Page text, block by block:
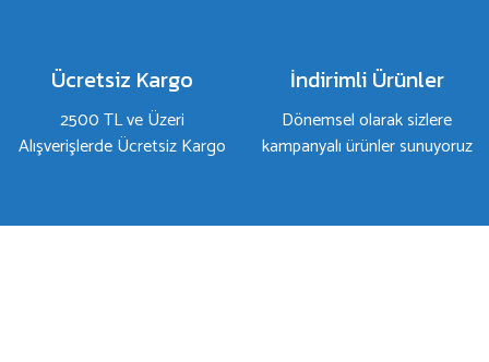
Bu ürüne benzer farklı alternatifler olmalı.
Ücretsiz Kargo
2500 TL ve Üzeri
Alışverişlerde Ücretsiz Kargo
İndirimli Ürünler
Dönemsel olarak sizlere
kampanyalı ürünler sunuyoruz